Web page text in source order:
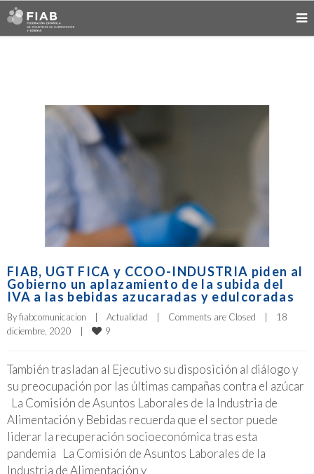
FIAB, UGT FICA y CCOO-INDUSTRIA piden al
Gobierno un aplazamiento de la subida del
IVA a las bebidas azucaradas y edulcoradas
By fiabcomunicacion Actualidad Comments are Closed
18
diciembre, 2020
9
También trasladan al Ejecutivo su disposición al diálogo y
su preocupación por las últimas campañas contra el azúcar
La Comisión de Asuntos Laborales de la Industria de
Alimentación y Bebidas recuerda que el sector puede
liderar la recuperación socioeconómica tras esta
pandemia La Comisión de Asuntos Laborales de la
Industria de Alimentación y